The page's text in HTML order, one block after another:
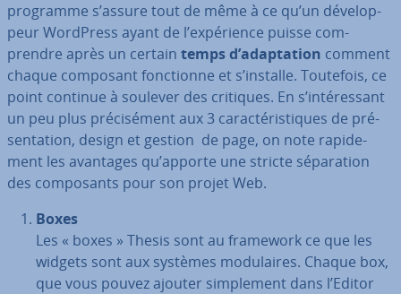
programme s’assure tout de même à ce qu’un dé­ve­lop­
peur WordPress ayant de l’ex­pé­rience puisse com­
prendre après un certain temps d’adap­ta­tion comment
chaque composant fonc­tionne et s’installe. Toutefois, ce
point continue à soulever des critiques. En s’in­té­res­sant
un peu plus pré­ci­sé­ment aux 3 ca­rac­té­ris­tiques de pré­
sen­ta­tion, design et gestion de page, on note ra­pi­de­
ment les avantages qu’apporte une stricte sé­pa­ra­tion
des com­po­sants pour son projet Web.
Boxes
Les « boxes » Thesis sont au framework ce que les
widgets sont aux systèmes mo­du­laires. Chaque box,
que vous pouvez ajouter sim­ple­ment dans l’Editor